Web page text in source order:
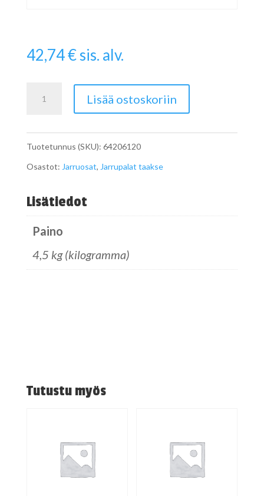
42,74€sis. alv.
määrä
Lisää ostoskoriin
Tuotetunnus (SKU): 64206120
Osastot: Jarruosat, Jarrupalat taakse
Lisätiedot
Paino
4,5 kg (kilogramma)
Tutustu myös